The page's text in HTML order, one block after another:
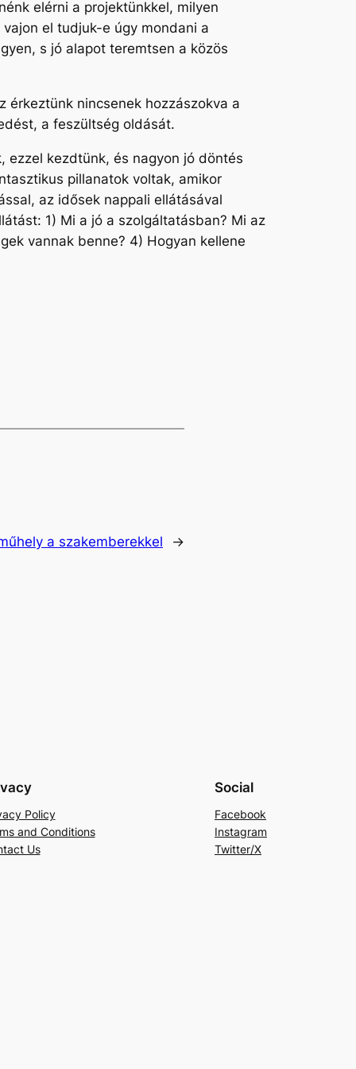
elérni a projektünkkel, milyen
el tudjuk-e úgy mondani a
s jó alapot teremtsen a közös
érkeztünk nincsenek hozzászokva a
a feszültség oldását.
kezdtünk, és nagyon jó döntés
pillanatok voltak, amikor
az idősek nappali ellátásával
1) Mi a jó a szolgáltatásban? Mi az
vannak benne? 4) Hogyan kellene
a szakemberekkel →
Policy
and Conditions
Us
Social
Facebook
Instagram
Twitter/X